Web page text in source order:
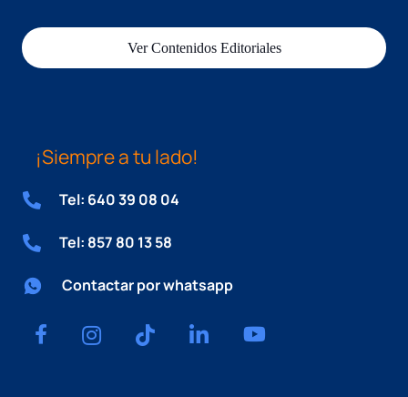
Ver Contenidos Editoriales
¡Siempre a tu lado!
Tel: 640 39 08 04
Tel: 857 80 13 58
Contactar por whatsapp